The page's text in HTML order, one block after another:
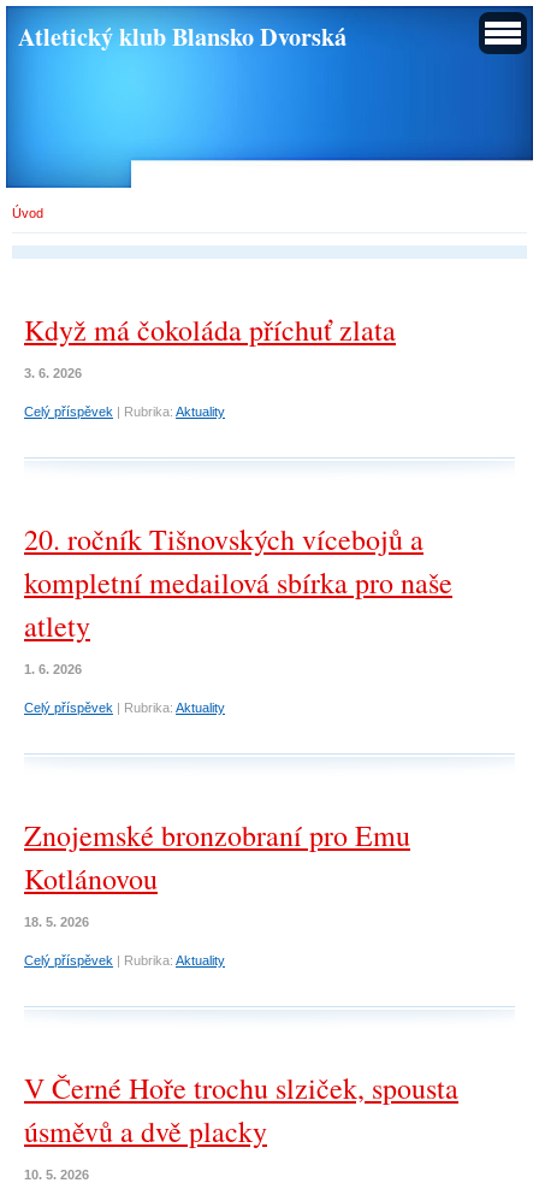
Atletický klub Blansko Dvorská
Úvod
Když má čokoláda příchuť zlata
3. 6. 2026
Celý příspěvek | Rubrika: Aktuality
20. ročník Tišnovských vícebojů a
kompletní medailová sbírka pro naše
atlety
1. 6. 2026
Celý příspěvek | Rubrika: Aktuality
Znojemské bronzobraní pro Emu
Kotlánovou
18. 5. 2026
Celý příspěvek | Rubrika: Aktuality
V Černé Hoře trochu slziček, spousta
úsměvů a dvě placky
10. 5. 2026